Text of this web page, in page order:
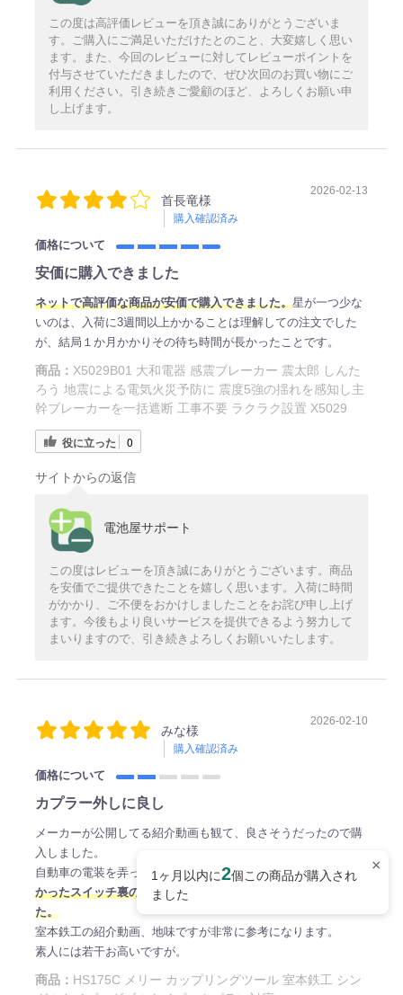
×
1ヶ月以内に2個この商品が購入され
ました
この度は高評価レビューを頂き誠にありがとうございま
す。ご購入にご満足いただけたとのこと、大変嬉しく思い
ます。また、今回のレビューに対してレビューポイントを
付与させていただきましたので、ぜひ次回のお買い物にご
利用ください。引き続きご愛顧のほど、よろしくお願い申
し上げます。
首長竜様
購入確認済み
2026-02-13
価格について
安価に購入できました
ネットで高評価な商品が安価で購入できました。星が一つ少な
いのは、入荷に3週間以上かかることは理解しての注文でした
が、結局１か月かかりその待ち時間が長かったことです。
商品： X5029B01 大和電器 感震ブレーカー 震太郎 しんた
ろう 地震による電気火災予防に 震度5強の揺れを感知し主
幹ブレーカーを一括遮断 工事不要 ラクラク設置 X5029
役に立った 0
サイトからの返信
電池屋サポート
この度はレビューを頂き誠にありがとうございます。商品
を安価でご提供できたことを嬉しく思います。入荷に時間
がかかり、ご不便をおかけしましたことをお詫び申し上げ
ます。今後もより良いサービスを提供できるよう努力して
まいりますので、引き続きよろしくお願いいたします。
みな様
購入確認済み
2026-02-10
価格について
カプラー外しに良し
メーカーが公開してる紹介動画も観て、良さそうだったので購
入しました。
自動車の電装を弄っているのですが、固くてどうしても外れな
かったスイッチ裏のカプラーがいとも簡単に外れてくれまし
た。
室本鉄工の紹介動画、地味ですが非常に参考になります。
素人には若干お高いですが。
商品： HS175C メリー カップリングツール 室本鉄工 シン